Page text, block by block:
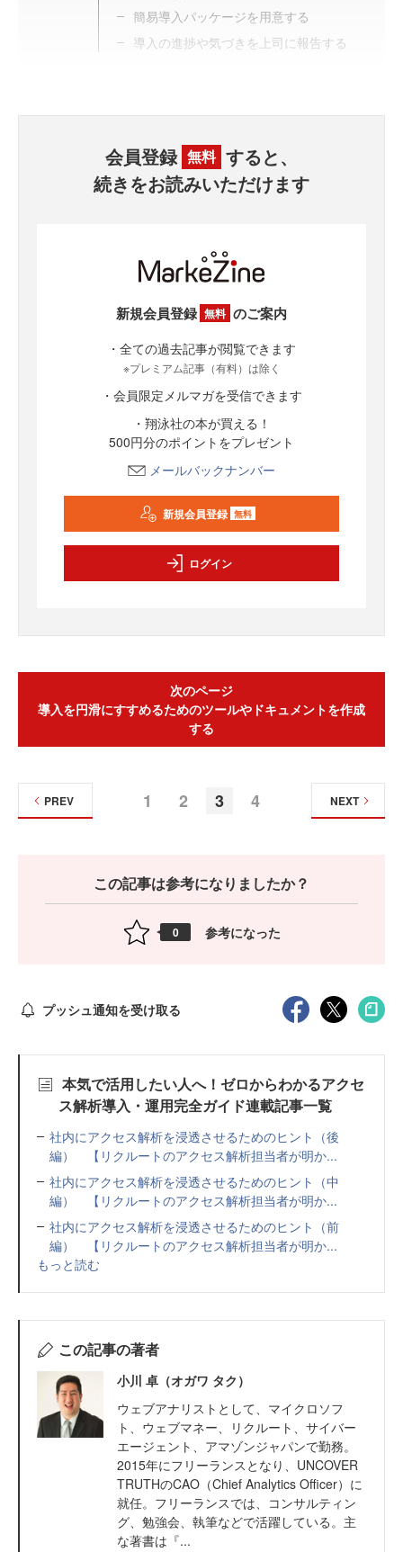
簡易導入パッケージを用意する
導入の進捗や気づきを上司に報告する
会員登録 無料 すると、
続きをお読みいただけます
新規会員登録 無料 のご案内
・全ての過去記事が閲覧できます
※プレミアム記事（有料）は除く
・会員限定メルマガを受信できます
・翔泳社の本が買える！
500円分のポイントをプレゼント
メールバックナンバー
新規会員登録 無料
ログイン
次のページ
導入を円滑にすすめるためのツールやドキュメントを作成
する
1 2 3 4
PREV NEXT
この記事は参考になりましたか？
0 参考になった
プッシュ通知を受け取る
本気で活用したい人へ！ゼロからわかるアクセ
ス解析導入・運用完全ガイド連載記事一覧
社内にアクセス解析を浸透させるためのヒント（後
編） 【リクルートのアクセス解析担当者が明か...
社内にアクセス解析を浸透させるためのヒント（中
編） 【リクルートのアクセス解析担当者が明か...
社内にアクセス解析を浸透させるためのヒント（前
編） 【リクルートのアクセス解析担当者が明か...
もっと読む
この記事の著者
小川 卓（オガワ タク）
ウェブアナリストとして、マイクロソフ
ト、ウェブマネー、リクルート、サイバー
エージェント、アマゾンジャパンで勤務。
2015年にフリーランスとなり、UNCOVER
TRUTHのCAO（Chief Analytics Officer）に
就任。フリーランスでは、コンサルティン
グ、勉強会、執筆などで活躍している。主
な著書は『...